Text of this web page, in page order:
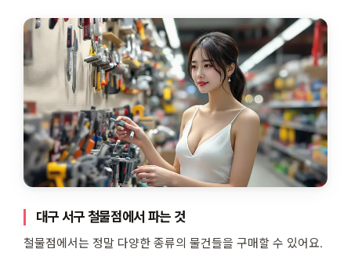
대구 서구 철물점에서 파는 것
철물점에서는 정말 다양한 종류의 물건들을 구매할 수 있어요.